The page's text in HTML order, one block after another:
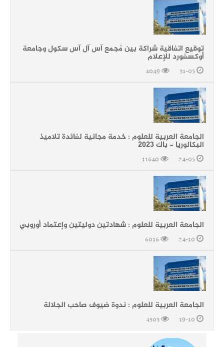
توقيع اتفاقية شراكة بين مُجمع آس آل آس سكول وجامعة
أوكسفورد للإعلام
الجامعة العربية للعلوم : خدمة مجانية لفائدة تلاميذ
البكالوريا - باك 2023
الجامعة العربية للعلوم : شهادتين دوليتين وإعتماد أوروبي
الجامعة العربية للعلوم : ندوة ضيوف صاحب الجلالة